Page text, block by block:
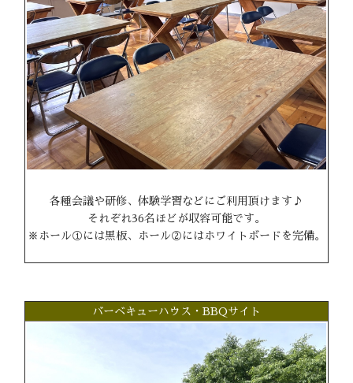
各種会議や研修、体験学習などにご利用頂けます♪
それぞれ36名ほどが収容可能です。
※ホール①には黒板、ホール②にはホワイトボードを完備。
バーベキューハウス・BBQサイト